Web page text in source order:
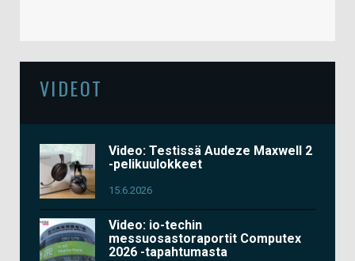
VIDEOT
Video: Testissä Audeze Maxwell 2
-pelikuulokkeet
15.6.2026
Video: io-techin
messuosastoraportit Computex
2026 -tapahtumasta